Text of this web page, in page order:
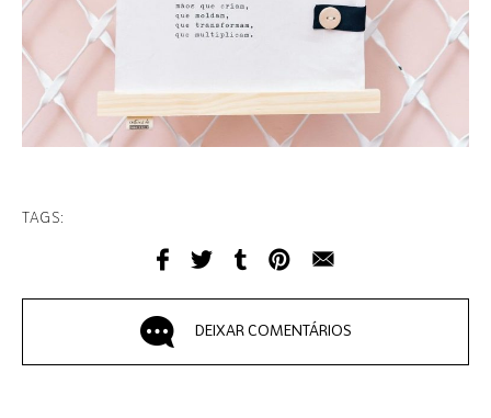
TAGS:
DEIXAR COMENTÁRIOS